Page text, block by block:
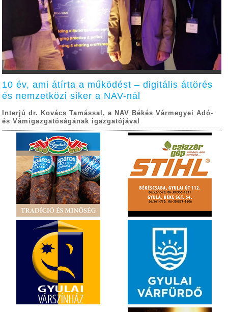
10 év, ami átírta a működést – digitális áttörés
és nemzetközi siker a NAV-nál
Interjú dr. Kovács Tamással, a NAV Békés Vármegyei Adó-
és Vámigazgatóságának igazgatójával